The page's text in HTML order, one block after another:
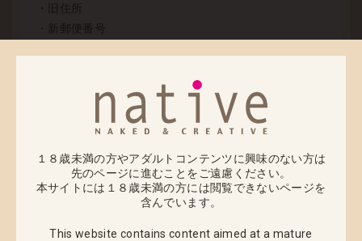
・旧住所
・新郵便番号
なお、2017年6月7日（水）より実施の配送業者指定の
対応終了に伴い、営業所止め発送も終了となっており
ます。 未発送のご注文品に関する発送につきましても
させていただきます。
※ご注文時にご指定いただいた配送業者とは異なる配
１８歳未満の方やアダルトコンテンツに興味のない方は
先のページに進むことをご遠慮ください。
本サイトには１８歳未満の方には閲覧できないページを
含んでいます。
This website contains content aimed at a mature